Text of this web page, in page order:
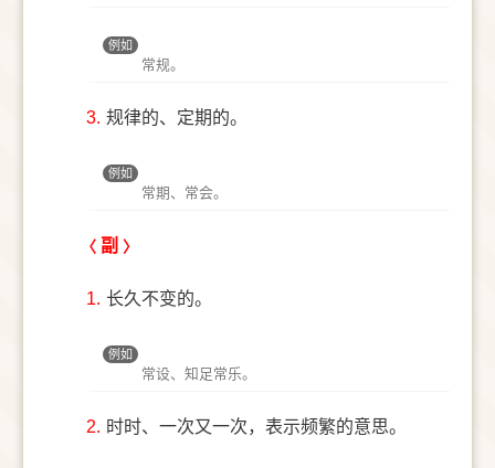
例如
常规。
3. 规律的、定期的。
例如
常期、常会。
副
1. 长久不变的。
例如
常设、知足常乐。
2. 时时、一次又一次，表示频繁的意思。